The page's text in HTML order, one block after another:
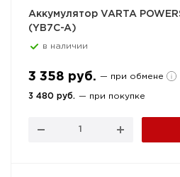
Аккумулятор VARTA
(YB7C-A)
в наличии
3 358 руб. — при обмене
3 480 руб. — при покупке